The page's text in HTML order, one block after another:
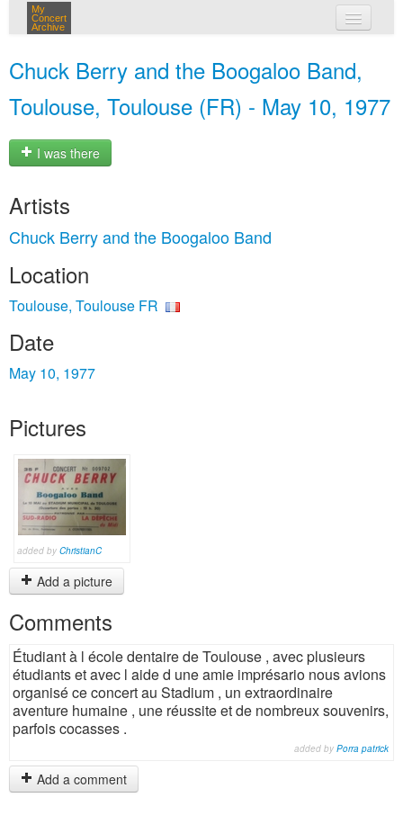
My
Concert
Archive
Chuck Berry and the Boogaloo Band,
Toulouse, Toulouse (FR) - May 10, 1977
I was there
Artists
Chuck Berry and the Boogaloo Band
Location
Toulouse, Toulouse FR
Date
May 10, 1977
Pictures
added by ChristianC
Add a picture
Comments
Étudiant à l école dentaire de Toulouse , avec plusieurs
étudiants et avec l aide d une amie imprésario nous avions
organisé ce concert au Stadium , un extraordinaire
aventure humaine , une réussite et de nombreux souvenirs,
parfois cocasses .
added by Porra patrick
Add a comment